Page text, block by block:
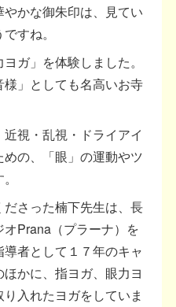
かな御朱印は、見てい
すね。
ガ」を体験しました。
」としても名高いお寺
近視・乱視・ドライアイ
の、「眼」の運動やツ
ださった楠下先生は、長
Prana（プラーナ）を
者として１７年のキャ
かに、指ヨガ、眼力ヨ
入れたヨガをしていま